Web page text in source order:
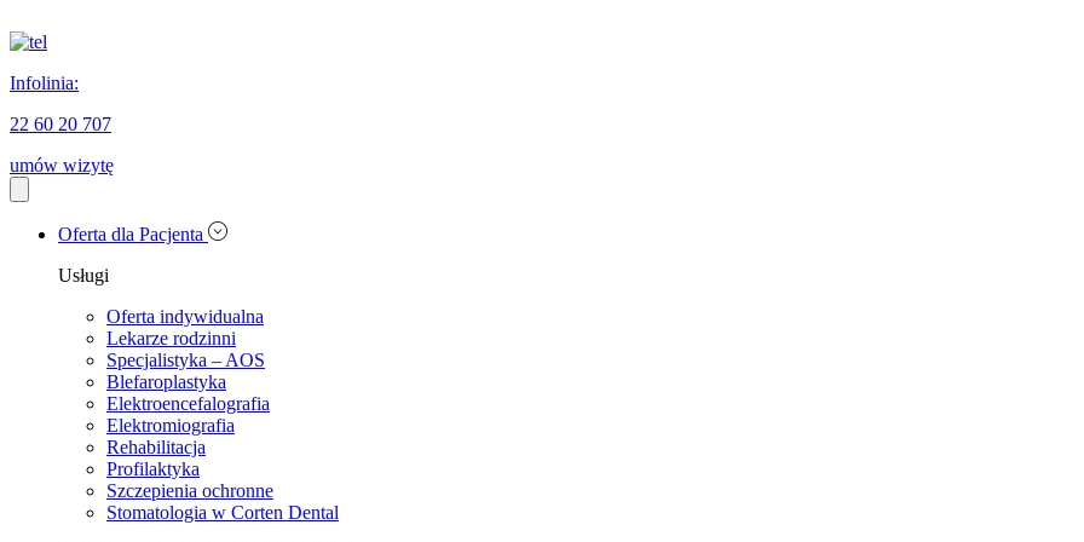
Infolinia:
22 60 20 707
umów wizytę
Oferta dla Pacjenta
Usługi
Oferta indywidualna
Lekarze rodzinni
Specjalistyka – AOS
Blefaroplastyka
Elektroencefalografia
Elektromiografia
Rehabilitacja
Profilaktyka
Szczepienia ochronne
Stomatologia w Corten Dental